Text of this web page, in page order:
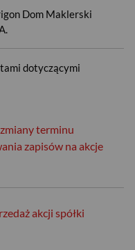
Dom Maklerski
dotyczącymi
terminu
zapisów na akcje
akcji spółki